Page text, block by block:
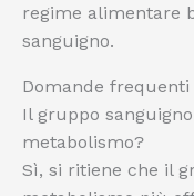
regime alimentare
sanguigno.
Domande frequenti
Il gruppo
metabolismo?
Sì, si ritiene che il